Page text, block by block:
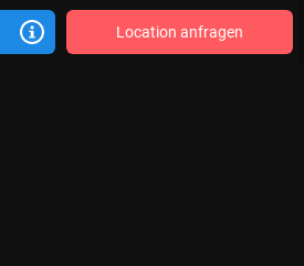
Location anfragen